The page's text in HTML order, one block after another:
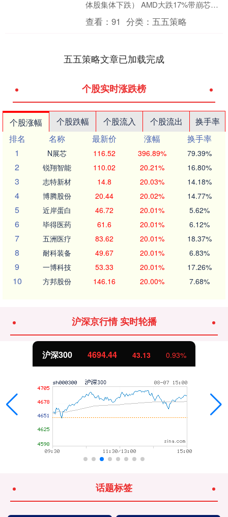
体股集体下跌） AMD大跌17%带崩芯片
股，中概指数跌1.95%。港股三大指数低
开，恒指跌....
查看：91 分类： 五五策略
五五策略文章已加载完成
个股实时涨跌榜
个股涨幅 个股跌幅 个股流入 个股流出
换手率
排名
名称 最新价 涨幅
换手率
1
N展芯 116.52 396.89% 79.39%
2 锐翔智能 110.02 20.21% 16.80%
3 志特新材 14.8 20.03% 14.18%
4 博腾股份 20.44 20.02% 14.77%
5 近岸蛋白 46.72 20.01% 5.62%
6 毕得医药 61.6 20.01% 6.12%
7 五洲医疗 83.62 20.01% 18.37%
8 耐科装备 49.67 20.01% 6.83%
9 一博科技 53.33 20.01% 17.26%
10 方邦股份 146.16 20.00% 7.68%
沪深京行情 实时轮播
沪深300 4694.44 43.13 0.93%
话题标签